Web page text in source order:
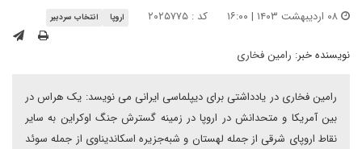
کد : ۲۰۲۵۷۷۵ اروپا انتخاب سردبیر
نویسنده خبر: رامین فخاری
رامین فخاری در یادداشتی برای دیپلماسی ایرانی می نویسد: یک هراس در
بین آمریکا و متحدانش در اروپا در زمینه گسترش جنگ اوکراین به سایر
نقاط اروپای شرقی از جمله لهستان و شبه‌جزیره اسکاندیناوی از جمله سوئد